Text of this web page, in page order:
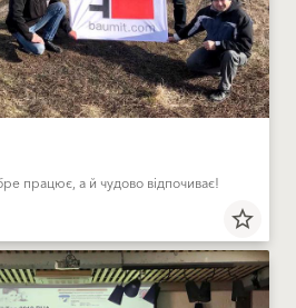
працює, а й чудово відпочиває!
star_border